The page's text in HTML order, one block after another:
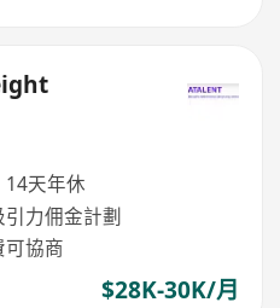
天年休
力佣金計劃
協商
$28K-30K/月